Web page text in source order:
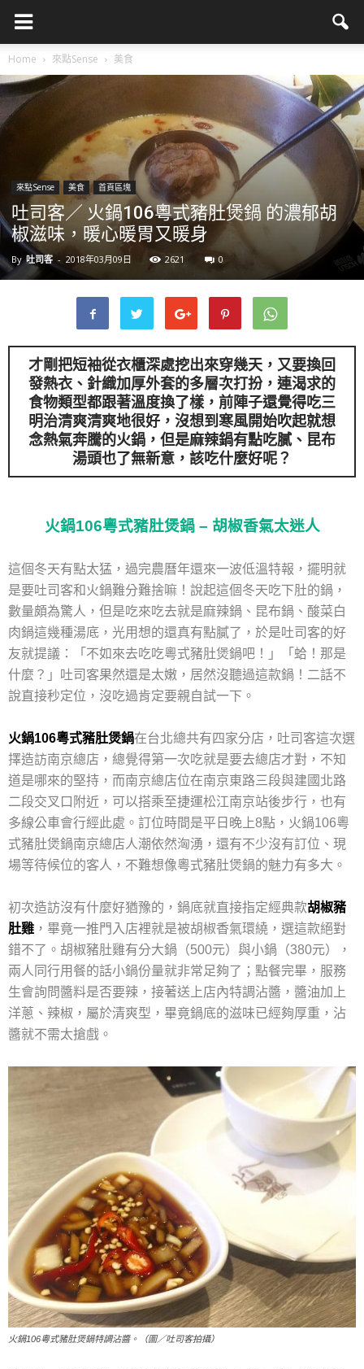
Home 來點Sense 美食
來點Sense 美食 首頁區塊
吐司客／ 火鍋106粵式豬肚煲鍋 的濃郁胡
椒滋味，暖心暖胃又暖身
By 吐司客 - 2018年03月09日 2621 0
才剛把短袖從衣櫃深處挖出來穿幾天，又要換回
發熱衣、針織加厚外套的多層次打扮，連渴求的
食物類型都跟著溫度換了樣，前陣子還覺得吃三
明治清爽清爽地很好，沒想到寒風開始吹起就想
念熱氣奔騰的火鍋，但是麻辣鍋有點吃膩、昆布
湯頭也了無新意，該吃什麼好呢？
火鍋106粵式豬肚煲鍋 – 胡椒香氣太迷人
這個冬天有點太猛，過完農曆年還來一波低溫特報，擺明就
是要吐司客和火鍋難分難捨嘛！說起這個冬天吃下肚的鍋，
數量頗為驚人，但是吃來吃去就是麻辣鍋、昆布鍋、酸菜白
肉鍋這幾種湯底，光用想的還真有點膩了，於是吐司客的好
友就提議：「不如來去吃吃粵式豬肚煲鍋吧！」
「蛤！那是
什麼？」吐司客果然還是太嫩，居然沒聽過這款鍋！二話不
說直接秒定位，沒吃過肯定要親自試一下。
火鍋106粵式豬肚煲鍋在台北總共有四家分店，吐司客這次選
擇造訪南京總店，總覺得第一次吃就是要去總店才對，不知
道是哪來的堅持，而南京總店位在南京東路三段與建國北路
二段交叉口附近，可以搭乘至捷運松江南京站後步行，也有
多線公車會行經此處。訂位時間是平日晚上8點，火鍋106粵
式豬肚煲鍋南京總店人潮依然洶湧，還有不少沒有訂位、現
場等待候位的客人，不難想像粵式豬肚煲鍋的魅力有多大。
初次造訪沒有什麼好猶豫的，鍋底就直接指定經典款胡椒豬
肚雞 ，畢竟一推門入店裡就是被胡椒香氣環繞，選這款絕對
錯不了。胡椒豬肚雞有分大鍋（500元）與小鍋（380元），
兩人同行用餐的話小鍋份量就非常足夠了；點餐完畢，服務
生會詢問醬料是否要辣，接著送上店內特調沾醬，醬油加上
洋蔥、辣椒，屬於清爽型，畢竟鍋底的滋味已經夠厚重，沾
醬就不需太搶戲。
火鍋106粵式豬肚煲鍋特調沾醬。（圖／吐司客拍攝）